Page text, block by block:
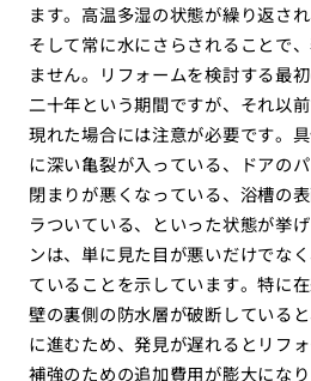
ます。高温多湿の状態が繰り返さ
そして常に水にさらされることで
ません。リフォームを検討する最
二十年という期間ですが、それ以
現れた場合には注意が必要です。
に深い亀裂が入っている、ドアの
閉まりが悪くなっている、浴槽の
ラついている、といった状態が挙
ンは、単に見た目が悪いだけでな
ていることを示しています。特に
壁の裏側の防水層が破断している
に進むため、発見が遅れるとリフ
補強のための追加費用が膨大にな